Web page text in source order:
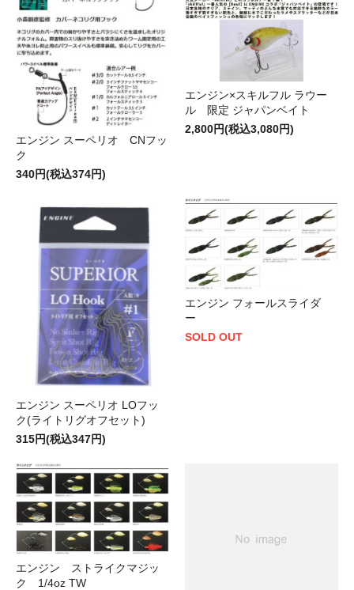
エンジン スーペリオ CNフッ
ク
340円(税込374円)
エンジン×スキルフル ラウー
ル 限定 ジャパンベイト
2,800円(税込3,080円)
エンジン スーペリオ LOフッ
ク(ライトリグオフセット)
315円(税込347円)
エンジン フォールスライダ
ー
SOLD OUT
エンジン ストライクマジッ
ク 1/4oz TW